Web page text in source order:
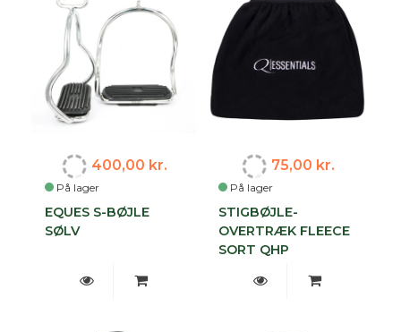
På lager
400,00 kr.
EQUES S-BØJLE
SØLV
På lager
75,00 kr.
STIGBØJLE-
OVERTRÆK FLEECE
SORT QHP